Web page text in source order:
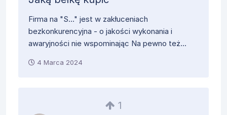
Firma na "S..." jest w zakłuceniach
bezkonkurencyjna - o jakości wykonania i
awaryjności nie wspominając Na pewno też...
4 Marca 2024
1